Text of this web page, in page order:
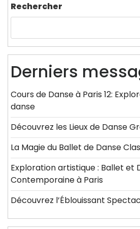
Rechercher
Derniers
Cours de Danse à Paris 12:
danse
Découvrez les Lieux de Danse
La Magie du Ballet de Danse
Exploration artistique : Ballet et
Contemporaine à Paris
Découvrez l’Éblouissant